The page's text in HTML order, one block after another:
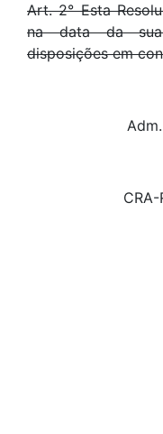
Art. 2° Esta
na data da sua
disposições em